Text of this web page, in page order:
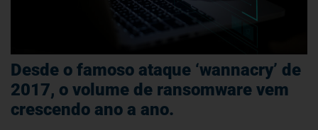
Desde o famoso ataque ‘wannacry’ de
2017, o volume de ransomware vem
crescendo ano a ano.